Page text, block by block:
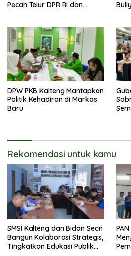
Pecah Telur DPR RI dan
DPW PKB Kalteng Mantapkan
Politik Kehadiran di Markas
Baru
Rekomendasi untuk kamu
SMSI Kalteng dan Bidan Sean
Bangun Kolaborasi Strategis,
Tingkatkan Edukasi Publik